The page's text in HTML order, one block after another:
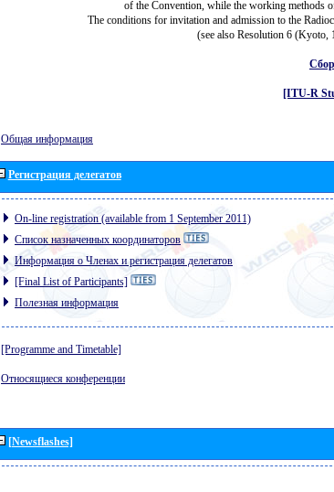
of the Convention, while the working methods
The conditions for invitation and admission to the
(see also Resolution 6
[ITU-R
Общая информация
Регистрация делегатов
On-line registration (available from 1 September 2011)
Список назначенных координаторов
Информация о Членах и регистрация делегатов
[Final List of Participants]
Полезная информация
[Programme and Timetable]
Относящиеся конференции
[Newsflashes]